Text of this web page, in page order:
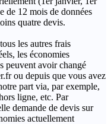
de 12 mois de données
quatre devis.
les autres frais
les économies
peuvent avoir changé
ou depuis que vous avez
part via, par exemple,
ligne, etc. Par
demande de devis sur
actuellement